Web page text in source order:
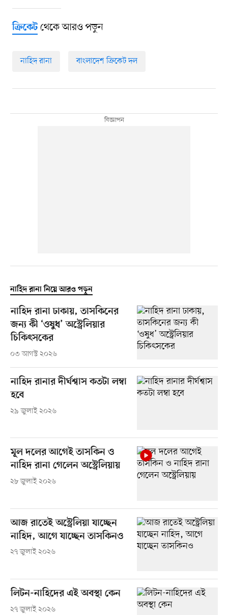
ক্রিকেটথেকে আরও পড়ুন
নাহিদ রানা বাংলাদেশ ক্রিকেট দল
নাহিদ রানা নিয়ে আরও পড়ুন
নাহিদ রানা ঢাকায়, তাসকিনের
জন্য কী ‘ওষুধ’ অস্ট্রেলিয়ার
চিকিৎসকের
০৩ আগস্ট ২০২৬
নাহিদ রানার দীর্ঘশ্বাস কতটা লম্বা
হবে
২৯ জুলাই ২০২৬
মূল দলের আগেই তাসকিন ও
নাহিদ রানা গেলেন অস্ট্রেলিয়ায়
২৮ জুলাই ২০২৬
আজ রাতেই অস্ট্রেলিয়া যাচ্ছেন
নাহিদ, আগে যাচ্ছেন তাসকিনও
২৭ জুলাই ২০২৬
লিটন-নাহিদের এই অবস্থা কেন
২৭ জুলাই ২০২৬